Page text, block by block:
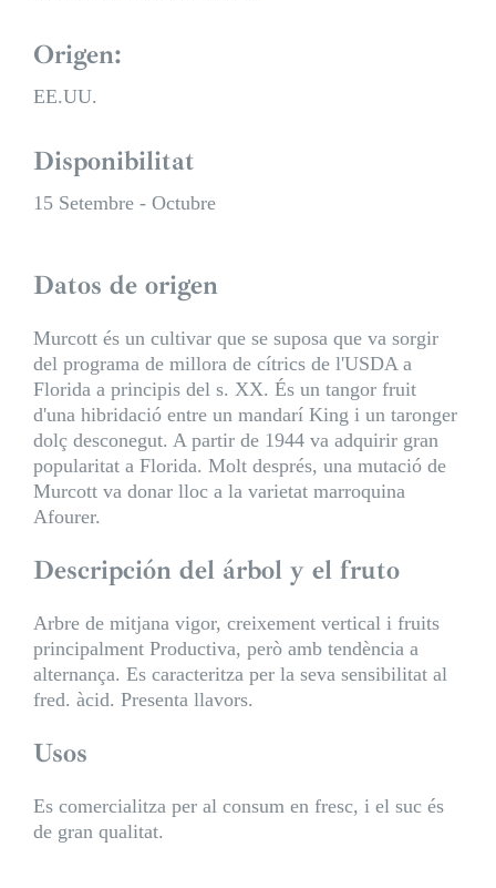
Origen:
EE.UU.
Disponibilitat
15 Setembre - Octubre
Datos de origen
Murcott és un cultivar que se suposa que va sorgir
del programa de millora de cítrics de l'USDA a
Florida a principis del s. XX. És un tangor fruit
d'una hibridació entre un mandarí King i un taronger
dolç desconegut. A partir de 1944 va adquirir gran
popularitat a Florida. Molt després, una mutació de
Murcott va donar lloc a la varietat marroquina
Afourer.
Descripción del árbol y el fruto
Arbre de mitjana vigor, creixement vertical i fruits
principalment Productiva, però amb tendència a
alternança. Es caracteritza per la seva sensibilitat al
fred. àcid. Presenta llavors.
Usos
Es comercialitza per al consum en fresc, i el suc és
de gran qualitat.